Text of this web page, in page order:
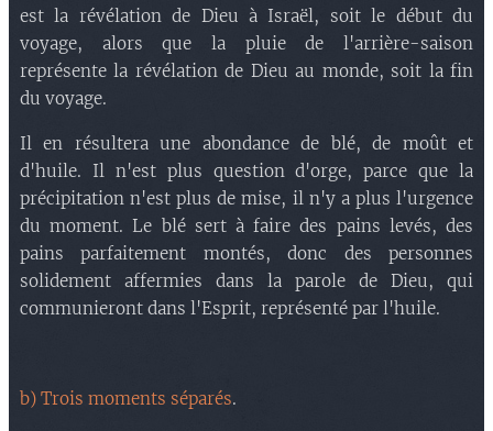
est la révélation de Dieu à Israël, soit le début du
voyage, alors que la pluie de l'arrière-saison
représente la révélation de Dieu au monde, soit la fin
du voyage.
Il en résultera une abondance de blé, de moût et
d'huile. Il n'est plus question d'orge, parce que la
précipitation n'est plus de mise, il n'y a plus l'urgence
du moment. Le blé sert à faire des pains levés, des
pains parfaitement montés, donc des personnes
solidement affermies dans la parole de Dieu, qui
communieront dans l'Esprit, représenté par l'huile.
b) Trois moments séparés.